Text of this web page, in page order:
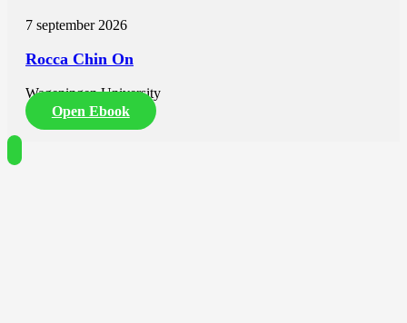
7 september 2026
Rocca Chin On
Wageningen University
Open Ebook